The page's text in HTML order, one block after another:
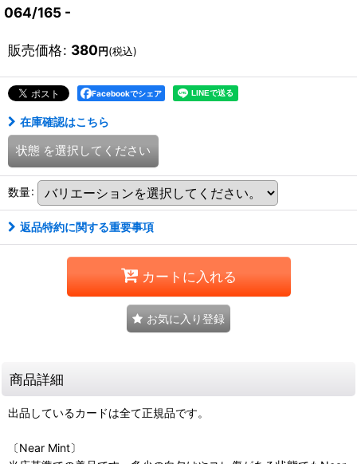
064/165 -
販売価格: 380円(税込)
Facebookでシェア
在庫確認はこちら
状態 を選択してください
数量:
返品特約に関する重要事項
カートに入れる
お気に入り登録
商品詳細
出品しているカードは全て正規品です。
〔Near Mint〕